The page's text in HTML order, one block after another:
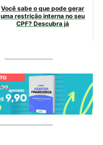
Você sabe o que pode gerar
uma restrição interna no seu
CPF? Descubra já